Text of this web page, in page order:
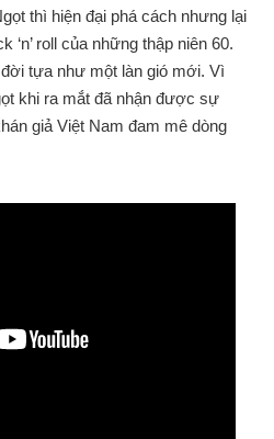
thì hiện đại phá cách nhưng lại
‘n’ roll của những thập niên 60.
tựa như một làn gió mới. Vì
khi ra mắt đã nhận được sự
giả Việt Nam đam mê dòng